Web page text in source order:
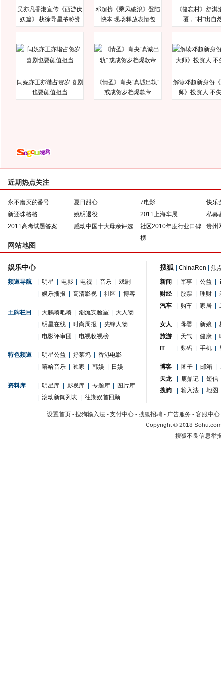
吴亦凡香港宣传《西游伏
妖篇》 获徐导星爷称赞
邓超携《乘风破浪》登陆
快本 现场释放表情包
《健忘村》舒淇
覆，“村”出自
闫妮亦正亦谐占贺岁 喜剧
也要颜值担当
《情圣》肖央“真诚出轨”
或成贺岁档爆款帝
解读邓超新身份
师》投资人 不
近期热点关注
永不磨灭的番号 夏日甜心 7电影
快乐
新还珠格格
姚明退役 2011上海车展
私募
2011高考试题答案
感动中国十大母亲评选
社区2010年度行业口碑
榜
贵州
网站地图
娱乐中心
频道导航 明星 电影 电视 音乐
戏剧
娱乐播报 高清影视 社区 博客
王牌栏目 大鹏嘚吧嘚 潮流实验室
大人物
明星在线 时尚周报
先锋人物
电影评审团 电视收视榜
特色频道 明星公益 好莱坞
香港电影
嘻哈音乐 独家 韩娱 日娱
资料库 明星库 影视库 专题库
图片库
滚动新闻列表 往期娱首回顾
搜狐 ChinaRen 焦
新闻 军事 公益
财经
股票 理财
汽车
购车 家居
女人 母婴 新娘
旅游
天气 健康
IT
数码 手机
博客 圈子 邮箱
天龙
鹿鼎记
短信
搜狗
输入法 地图
设置首页 - 搜狗输入法 - 支付中心 - 搜狐招聘 - 广告服务 - 客服中心
Copyright©2018
搜狐不良信息举